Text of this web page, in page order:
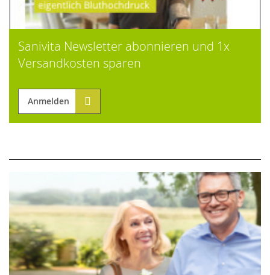
Sanivita Newsletter abonnieren und 1x
Versandkosten sparen
Anmelden